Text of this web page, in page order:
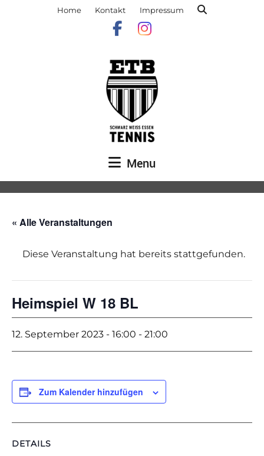
Home Kontakt Impressum
Menu
« Alle Veranstaltungen
Diese Veranstaltung hat bereits stattgefunden.
Heimspiel W 18 BL
12. September 2023 - 16:00 - 21:00
Zum Kalender hinzufügen
DETAILS